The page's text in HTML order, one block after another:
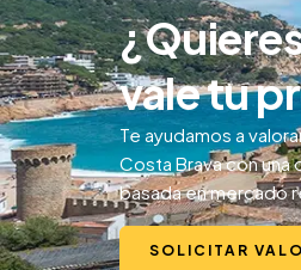
vale tu
Te ayudamos a
Costa Brava con una
basada en mercado
SOLICITAR